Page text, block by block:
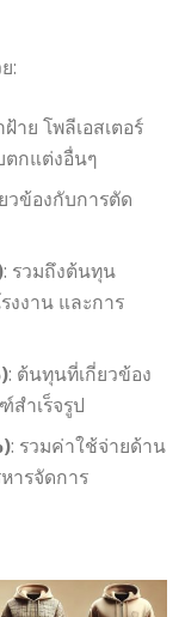
:
าย โพลีเอสเตอร์
ตกแต่งอื่นๆ
วข้องกับการตัด
: รวมถึงต้นทุน
งงาน และการ
: ต้นทุนที่เกี่ยวข้อง
ำเร็จรูป
: รวมค่าใช้จ่ายด้าน
ารจัดการ